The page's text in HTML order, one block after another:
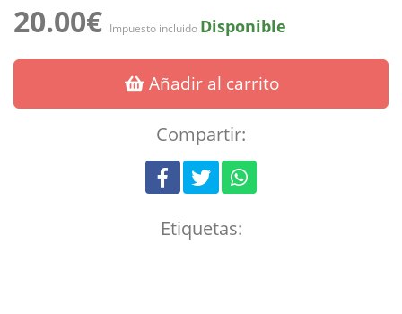
20.00€ Impuesto incluido Disponible
Añadir al carrito
Compartir:
Etiquetas: